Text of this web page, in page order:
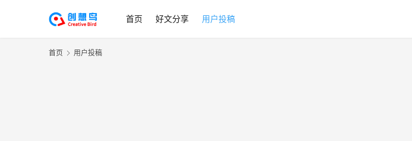
首页 好文分享 用户投稿
首页 用户投稿